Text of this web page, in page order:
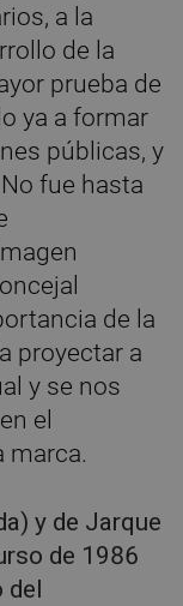
a la
de la
prueba de
ya a formar
públicas, y
fue hasta
de la
proyectar a
y se nos
el
marca.
y de Jarque
de 1986
del